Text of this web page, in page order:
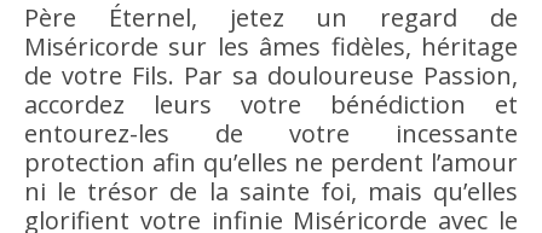
Père Éternel, jetez un regard de
Miséricorde sur les âmes fidèles, héritage
de votre Fils. Par sa douloureuse Passion,
accordez leurs votre bénédiction et
entourez-les de votre incessante
protection afin qu’elles ne perdent l’amour
ni le trésor de la sainte foi, mais qu’elles
glorifient votre infinie Miséricorde avec le